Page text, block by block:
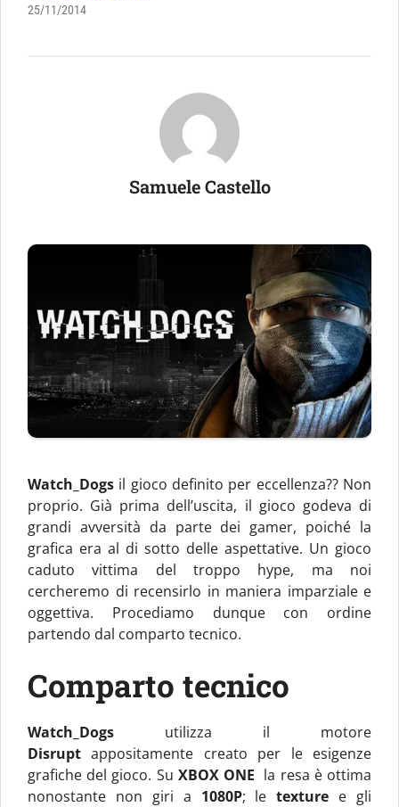
25/11/2014
Samuele Castello
Watch_Dogs il gioco definito per eccellenza?? Non
proprio. Già prima dell’uscita, il gioco godeva di
grandi avversità da parte dei gamer, poiché la
grafica era al di sotto delle aspettative. Un gioco
caduto vittima del troppo hype, ma noi
cercheremo di recensirlo in maniera imparziale e
oggettiva. Procediamo dunque con ordine
partendo dal comparto tecnico.
Comparto tecnico
Watch_Dogs utilizza il motore
Disruptappositamente creato per le esigenze
grafiche del gioco. Su XBOX ONE la resa è ottima
nonostante non giri a 1080P; letexture e gli